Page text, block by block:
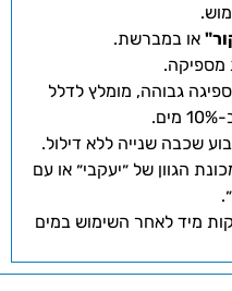
או במברשת.
גבוהה, מומלץ לדלל
הגוון של ״יעקבי״ או עם
מיד לאחר השימוש במים